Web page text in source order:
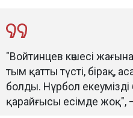
"Войтинцев көшесі
тым қатты түсті, бірақ,
болды. Нұрбол
қарайғысы есімде жоқ",